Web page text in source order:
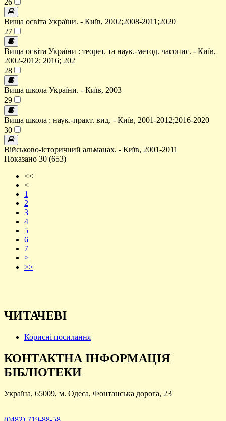
26
Вища освіта України. - Київ, 2002;2008-2011;2020
27
Вища освіта України : теорет. та наук.-метод. часопис. - Київ,
2002-2012; 2016; 202
28
Вища школа України. - Київ, 2003
29
Вища школа : наук.-практ. вид. - Київ, 2001-2012;2016-2020
30
Військово-історичний альманах. - Київ, 2001-2011
Показано 30 (653)
<<
<
1
2
3
4
5
6
7
>
>>
ЧИТАЧЕВІ
Корисні посилання
КОНТАКТНА ІНФОРМАЦІЯ
БІБЛІОТЕКИ
Україна, 65009, м. Одеса, Фонтанська дорога, 23